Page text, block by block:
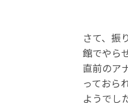
さて、振
館でやら
直前のア
っておら
ようでし